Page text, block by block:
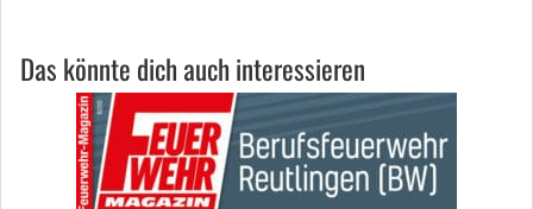
Das könnte dich auch interessieren